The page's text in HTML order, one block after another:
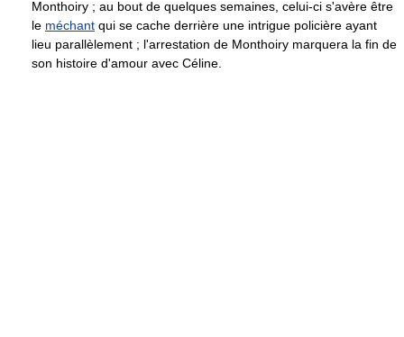
Monthoiry ; au bout de quelques semaines, celui-ci s'avère être
le méchant qui se cache derrière une intrigue policière ayant
lieu parallèlement ; l'arrestation de Monthoiry marquera la fin de
son histoire d'amour avec Céline.